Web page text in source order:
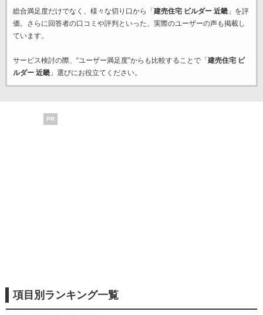
総合満足度だけでなく、様々な切り口から「 建売住宅 ビルダー 近畿」を評
価。さらに回答者の口コミや評判といった、実際のユーザーの声も掲載し
ています。
サービス検討の際、“ユーザー満足度”からも比較することで「 建売住宅 ビ
ルダー 近畿」選びにお役立てください。
PR
項目別ランキング一覧